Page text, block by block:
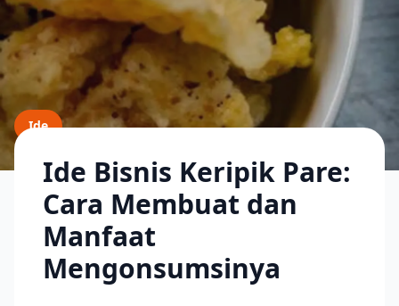
Ide
Ide Bisnis Keripik Pare:
Cara Membuat dan
Manfaat
Mengonsumsinya